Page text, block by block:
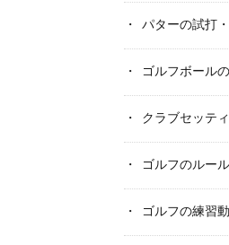
パターの試打
ゴルフボール
クラブセッテ
ゴルフのルー
ゴルフの練習